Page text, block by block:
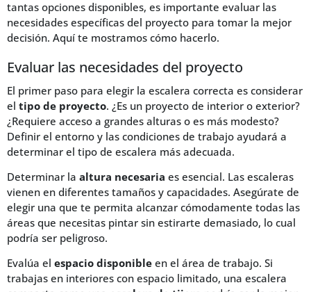
tantas opciones disponibles, es importante evaluar las
necesidades específicas del proyecto para tomar la mejor
decisión. Aquí te mostramos cómo hacerlo.
Evaluar las necesidades del proyecto
El primer paso para elegir la escalera correcta es considerar
el tipo de proyecto. ¿Es un proyecto de interior o exterior?
¿Requiere acceso a grandes alturas o es más modesto?
Definir el entorno y las condiciones de trabajo ayudará a
determinar el tipo de escalera más adecuada.
Determinar la altura necesaria es esencial. Las escaleras
vienen en diferentes tamaños y capacidades. Asegúrate de
elegir una que te permita alcanzar cómodamente todas las
áreas que necesitas pintar sin estirarte demasiado, lo cual
podría ser peligroso.
Evalúa el espacio disponible en el área de trabajo. Si
trabajas en interiores con espacio limitado, una escalera